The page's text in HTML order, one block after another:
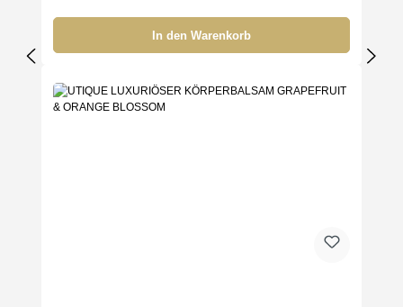
In den Warenkorb